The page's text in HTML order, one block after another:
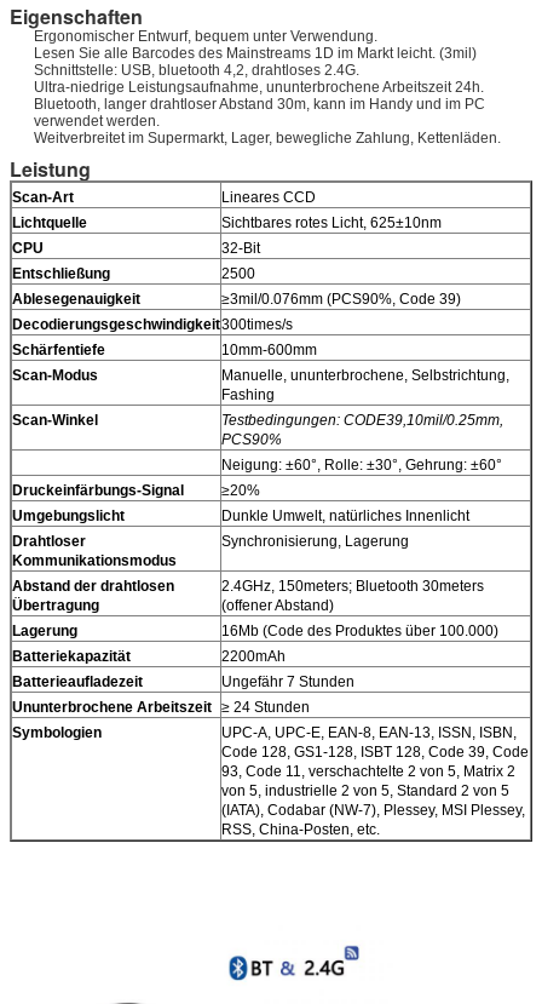
Eigenschaften
Ergonomischer Entwurf, bequem unter Verwendung.
Lesen Sie alle Barcodes des Mainstreams 1D im Markt leicht. (3mil)
Schnittstelle: USB, bluetooth 4,2, drahtloses 2.4G.
Ultra-niedrige Leistungsaufnahme, ununterbrochene Arbeitszeit 24h.
Bluetooth, langer drahtloser Abstand 30m, kann im Handy und im PC
verwendet werden.
Weitverbreitet im Supermarkt, Lager, bewegliche Zahlung, Kettenläden.
Leistung
Scan-Art
Lineares CCD
Lichtquelle
Sichtbares rotes Licht, 625±10nm
CPU
32-Bit
Entschließung
2500
Ablesegenauigkeit
≥3mil/0.076mm (PCS90%, Code 39)
Decodierungsgeschwindigkeit300times/s
Schärfentiefe
10mm-600mm
Scan-Modus
Manuelle, ununterbrochene, Selbstrichtung,
Fashing
Scan-Winkel
Testbedingungen: CODE39,10mil/0.25mm,
PCS90%
Neigung: ±60°, Rolle: ±30°, Gehrung: ±60°
Druckeinfärbungs-Signal
≥20%
Umgebungslicht
Dunkle Umwelt, natürliches Innenlicht
Drahtloser
Kommunikationsmodus
Synchronisierung, Lagerung
Abstand der drahtlosen
Übertragung
2.4GHz, 150meters; Bluetooth 30meters
(offener Abstand)
Lagerung
16Mb (Code des Produktes über 100.000)
Batteriekapazität
2200mAh
Batterieaufladezeit
Ungefähr 7 Stunden
Ununterbrochene Arbeitszeit ≥ 24 Stunden
Symbologien
UPC-A, UPC-E, EAN-8, EAN-13, ISSN, ISBN,
Code 128, GS1-128, ISBT 128, Code 39, Code
93, Code 11, verschachtelte 2 von 5, Matrix 2
von 5, industrielle 2 von 5, Standard 2 von 5
(IATA), Codabar (NW-7), Plessey, MSI Plessey,
RSS, China-Posten, etc.